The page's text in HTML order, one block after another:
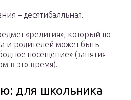
– десятибалльная.
«религия», который по
и родителей может быть
посещение» (занятия
в это время).
для школьника